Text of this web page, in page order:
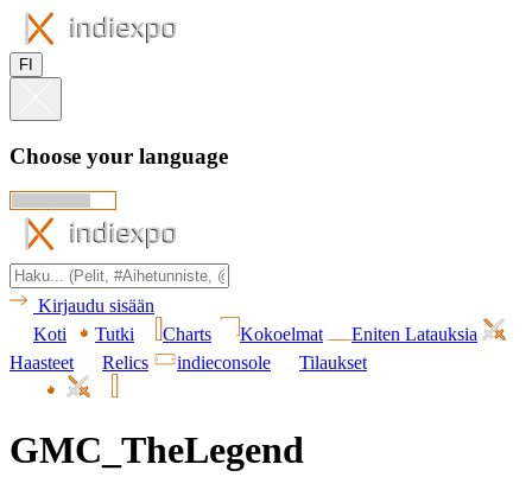
FI
Choose your language
Kirjaudu sisään
Koti
Tutki Charts Kokoelmat
Eniten Latauksia
Haasteet
Relics indieconsole Tilaukset
GMC_TheLegend